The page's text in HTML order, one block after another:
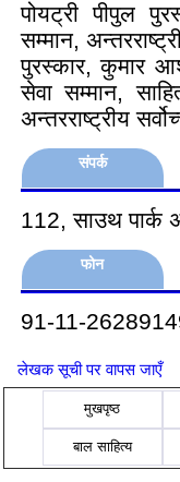
पोयट्री पीपुल
सम्मान,
पुरस्कार, कुमार
सेवा सम्मान,
अन्तरराष्ट्रीय
संपर्क
112, साउथ पार्क
फोन
91-11-
लेखक सूची पर वापस जाएँ
मुखपृष्ठ
बाल साहित्य